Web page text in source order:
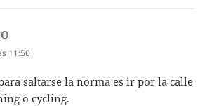
11:50
saltarse la norma es ir por la calle
o cycling.